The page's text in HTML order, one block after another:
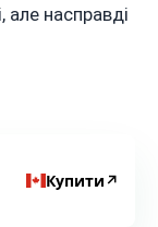
насправді
Купити ↗